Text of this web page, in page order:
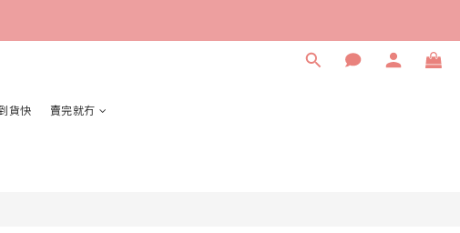
貨快 賣完就冇
立即購買